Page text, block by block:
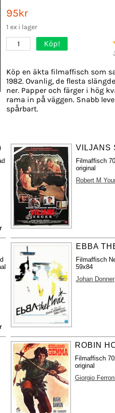
95kr
1 ex i lager
1 Köp!
Köp en äkta filmaffisch som
1982. Ovanlig, de flesta
ner. Papper och färger i hög
rama in på väggen. Snabb
spårbart.
VILJANS
Filmaffisch
original
Robert M
EBBA
Filmaffisch
59x84
Johan Donner
ROBIN
Filmaffisch
original
Giorgio Ferroni